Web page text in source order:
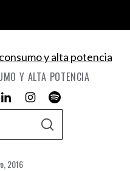
Y ALTA POTENCIA
S
2016